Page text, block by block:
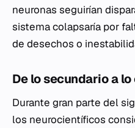
neuronas seguirían
sistema colapsaría por
de desechos o
De lo secundario a
Durante gran parte del
los neurocientíficos